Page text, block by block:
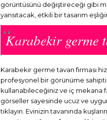
görüntüsünü değiştireceği gibi
yansıtacak, etkili bir tasarım
Karabekir germe
Karabekir germe tavan firması
profesyonel bir görünüme
kullanabileceğiniz ve iç mekana
görseller sayesinde ucuz ve
tıklayın. Evinizin tavanında